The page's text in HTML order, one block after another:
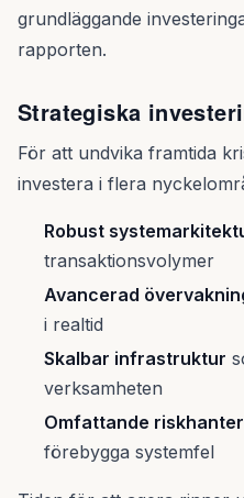
grundläggande
rapporten.
Strategiska
För att undvika framtida
investera i flera
Robust
transaktionsvolymer
Avancerad
i realtid
Skalbar infrastruktur
verksamheten
Omfattande
förebygga systemfel